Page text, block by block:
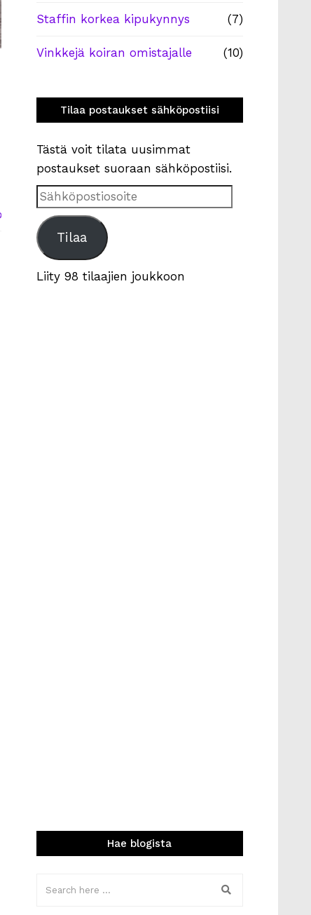
Staffin korkea kipukynnys (7)
Vinkkejä koiran omistajalle (10)
Tilaa postaukset sähköpostiisi
Tästä voit tilata uusimmat
postaukset suoraan sähköpostiisi.
Sähköpostiosoite
Tilaa
Liity 98 tilaajien joukkoon
Hae blogista